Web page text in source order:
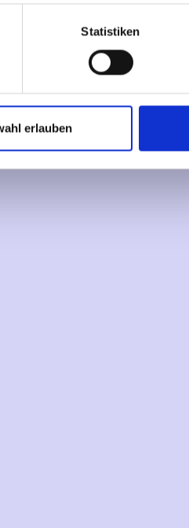
Statistiken
erlauben